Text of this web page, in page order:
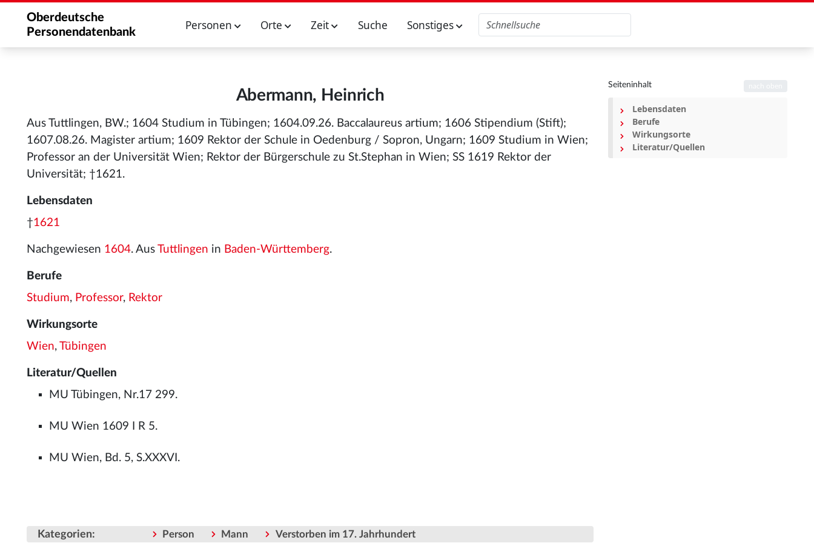
Oberdeutsche
Personendatenbank
Personen Orte Zeit Suche Sonstiges
Abermann, Heinrich
Aus Tuttlingen, BW.; 1604 Studium in Tübingen; 1604.09.26. Baccalaureus artium; 1606 Stipendium (Stift);
1607.08.26. Magister artium; 1609 Rektor der Schule in Oedenburg / Sopron, Ungarn; 1609 Studium in Wien;
Professor an der Universität Wien; Rektor der Bürgerschule zu St.Stephan in Wien; SS 1619 Rektor der
Universität; †1621.
Lebensdaten
†1621
Nachgewiesen 1604. Aus Tuttlingen in Baden-Württemberg.
Berufe
Studium, Professor, Rektor
Wirkungsorte
Wien, Tübingen
Literatur/Quellen
MU Tübingen, Nr.17 299.
MU Wien 1609 I R 5.
MU Wien, Bd. 5, S.XXXVI.
Kategorien: Person Mann Verstorben im 17. Jahrhundert
Seiteninhalt
Lebensdaten
Berufe
Wirkungsorte
Literatur/Quellen